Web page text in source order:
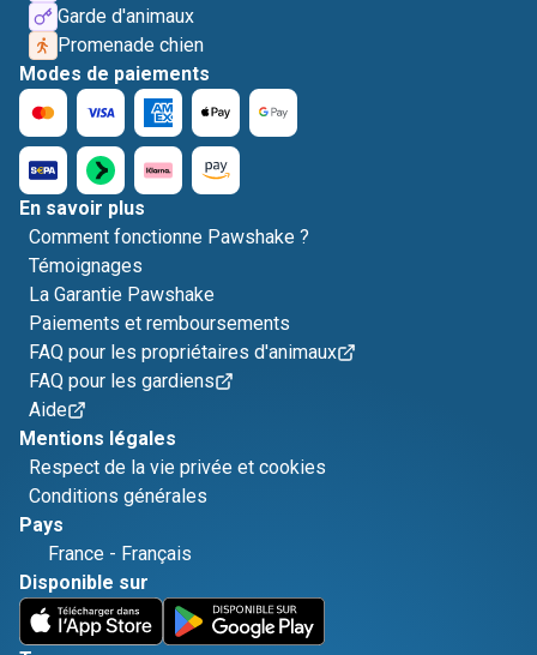
Garde d'animaux
Promenade chien
Modes de paiements
En savoir plus
Comment fonctionne Pawshake ?
Témoignages
La Garantie Pawshake
Paiements et remboursements
FAQ pour les propriétaires d'animaux
FAQ pour les gardiens
Aide
Mentions légales
Respect de la vie privée et cookies
Conditions générales
Pays
France - Français
Disponible sur